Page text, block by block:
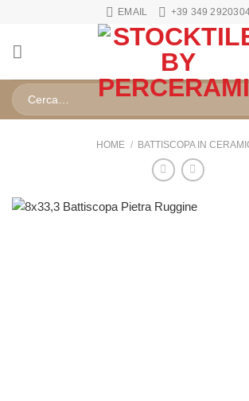
contenuti
EMAIL +39 349
Cerca:
HOME / BATTISCOPA IN